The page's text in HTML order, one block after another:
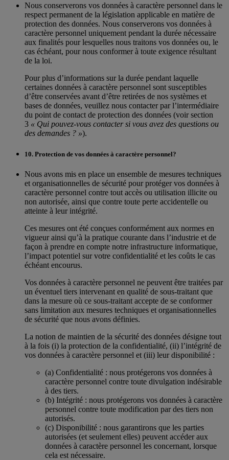
Nous conserverons vos données à caractère personnel dans le
respect permanent de la législation applicable en matière de
protection des données. Nous conserverons vos données à
caractère personnel uniquement pendant la durée nécessaire
aux finalités pour lesquelles nous traitons vos données ou, le
cas échéant, pour nous conformer à toute exigence résultant
de la loi.
Pour plus d’informations sur la durée pendant laquelle
certaines données à caractère personnel sont susceptibles
d’être conservées avant d’être retirées de nos systèmes et
bases de données, veuillez nous contacter par l’intermédiaire
du point de contact de protection des données (voir section
3 « Qui pouvez-vous contacter si vous avez des questions ou
des demandes ? »).
10. Protection de vos données à caractère personnel?
Nous avons mis en place un ensemble de mesures techniques
et organisationnelles de sécurité pour protéger vos données à
caractère personnel contre tout accès ou utilisation illicite ou
non autorisée, ainsi que contre toute perte accidentelle ou
atteinte à leur intégrité.
Ces mesures ont été conçues conformément aux normes en
vigueur ainsi qu’à la pratique courante dans l’industrie et de
façon à prendre en compte notre infrastructure informatique,
l’impact potentiel sur votre confidentialité et les coûts le cas
échéant encourus.
Vos données à caractère personnel ne peuvent être traitées par
un éventuel tiers intervenant en qualité de sous-traitant que
dans la mesure où ce sous-traitant accepte de se conformer
sans limitation aux mesures techniques et organisationnelles
de sécurité que nous avons définies.
La notion de maintien de la sécurité des données désigne tout
à la fois (i) la protection de la confidentialité, (ii) l’intégrité de
vos données à caractère personnel et (iii) leur disponibilité :
(a) Confidentialité : nous protégerons vos données à
caractère personnel contre toute divulgation indésirable
à des tiers.
(b) Intégrité : nous protégerons vos données à caractère
personnel contre toute modification par des tiers non
autorisés.
(c) Disponibilité : nous garantirons que les parties
autorisées (et seulement elles) peuvent accéder aux
données à caractère personnel les concernant, lorsque
cela est nécessaire.